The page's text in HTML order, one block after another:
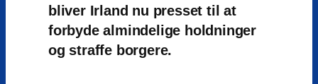
bliver Irland nu presset til at
forbyde almindelige holdninger
og straffe borgere.